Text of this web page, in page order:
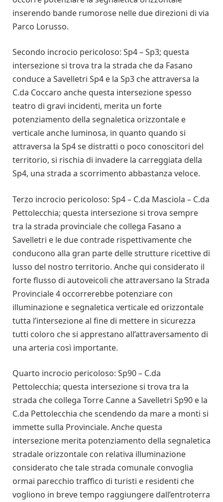
inserendo bande rumorose nelle due direzioni di via
Parco Lorusso.
Secondo incrocio pericoloso: Sp4 – Sp3; questa
intersezione si trova tra la strada che da Fasano
conduce a Savelletri Sp4 e la Sp3 che attraversa la
C.da Coccaro anche questa intersezione spesso
teatro di gravi incidenti, merita un forte
potenziamento della segnaletica orizzontale e
verticale anche luminosa, in quanto quando si
attraversa la Sp4 se distratti o poco conoscitori del
territorio, si rischia di invadere la carreggiata della
Sp4, una strada a scorrimento abbastanza veloce.
Terzo incrocio pericoloso: Sp4 – C.da Masciola – C.da
Pettolecchia; questa intersezione si trova sempre
tra la strada provinciale che collega Fasano a
Savelletri e le due contrade rispettivamente che
conducono alla gran parte delle strutture ricettive di
lusso del nostro territorio. Anche qui considerato il
forte flusso di autoveicoli che attraversano la Strada
Provinciale 4 occorrerebbe potenziare con
illuminazione e segnaletica verticale ed orizzontale
tutta l’intersezione al fine di mettere in sicurezza
tutti coloro che si apprestano all’attraversamento di
una arteria così importante.
Quarto incrocio pericoloso: Sp90 – C.da
Pettolecchia; questa intersezione si trova tra la
strada che collega Torre Canne a Savelletri Sp90 e la
C.da Pettolecchia che scendendo da mare a monti si
immette sulla Provinciale. Anche questa
intersezione merita potenziamento della segnaletica
stradale orizzontale con relativa illuminazione
considerato che tale strada comunale convoglia
ormai parecchio traffico di turisti e residenti che
vogliono in breve tempo raggiungere dall’entroterra